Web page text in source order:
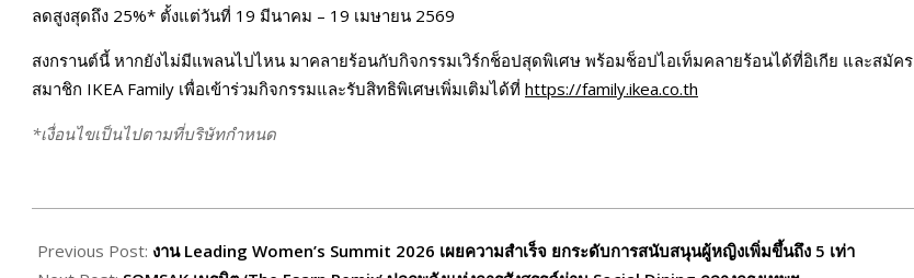
ลดสูงสุดถึง 25%* ตั้งแต่วันที่ 19 มีนาคม – 19 เมษายน 2569
สงกรานต์นี้ หากยังไม่มีแพลนไปไหน มาคลายร้อนกับกิจกรรมเวิร์กช็อปสุดพิเศษ พร้อมช็อปไอเท็มคลายร้อนได้ที่อิเกีย และสมัคร
สมาชิก IKEA Family เพื่อเข้าร่วมกิจกรรมและรับสิทธิพิเศษเพิ่มเติมได้ที่ https://family.ikea.co.th
*เงื่อนไขเป็นไปตามที่บริษัทกำหนด
04-
Previous Post: งาน Leading Women’s Summit 2026 เผยความสำเร็จ ยกระดับการสนับสนุนผู้หญิงเพิ่มขึ้นถึง 5 เท่า